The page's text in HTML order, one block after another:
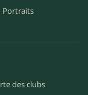
Portraits
des clubs